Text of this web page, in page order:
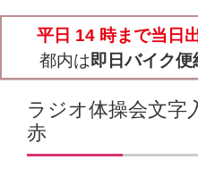
平日 14 時まで当日
都内は即日バイク便
ラジオ体操会文字
赤